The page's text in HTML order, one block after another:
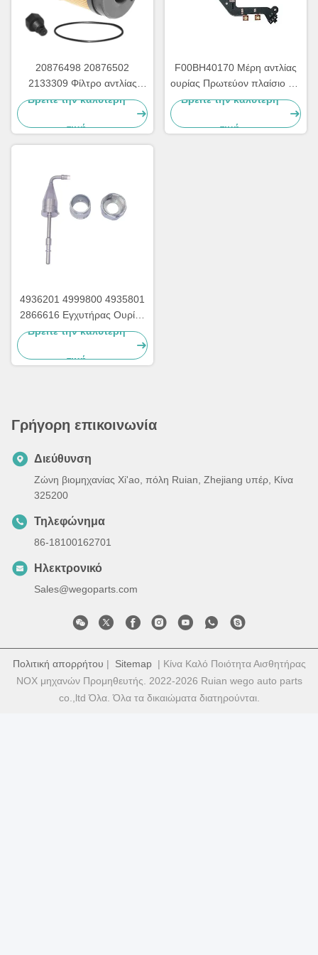
20876498 20876502
2133309 Φίλτρο αντλίας
ουρίας για την επισκευή
Βρείτε την καλύτερη
τιμή
F00BH40170 Μέρη αντλίας
ουρίας Πρωτεύον πλαίσιο για
κυκλώματα αντλίας ουρίας
Βρείτε την καλύτερη
τιμή
4936201 4999800 4935801
2866616 Εγχυτήρας Ουρίας
Με Παξιμάδι Βίδας Για
Ανταλλακτικά Αντλίας Ουρίας
Cummins
Βρείτε την καλύτερη
τιμή
Γρήγορη επικοινωνία
Διεύθυνση
Ζώνη βιομηχανίας Xi'ao, πόλη Ruian, Zhejiang υπέρ, Κίνα
325200
Τηλεφώνημα
86-18100162701
Ηλεκτρονικό
Sales@wegoparts.com
Πολιτική απορρήτου | Sitemap| Κίνα Καλό Ποιότητα Αισθητήρας
NOX μηχανών Προμηθευτής. 2022-2026 Ruian wego auto parts
co.,ltd Όλα. Όλα τα δικαιώματα διατηρούνται.